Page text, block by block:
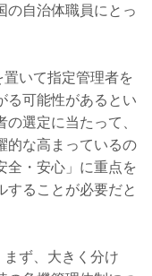
の自治体職員にとっ
いて指定管理者を
る可能性があるとい
選定に当たって、
的な高まっているの
全・安心」に重点を
することが必要だと
ず、大きく分け